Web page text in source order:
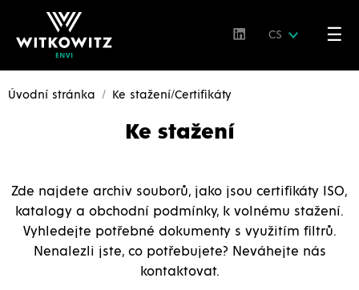
CS ☰
Úvodní stránka Ke stažení/Certifikáty
Ke stažení
Zde najdete archiv souborů, jako jsou certifikáty ISO,
katalogy a obchodní podmínky, k volnému stažení.
Vyhledejte potřebné dokumenty s využitím filtrů.
Nenalezli jste, co potřebujete? Neváhejte nás
kontaktovat.